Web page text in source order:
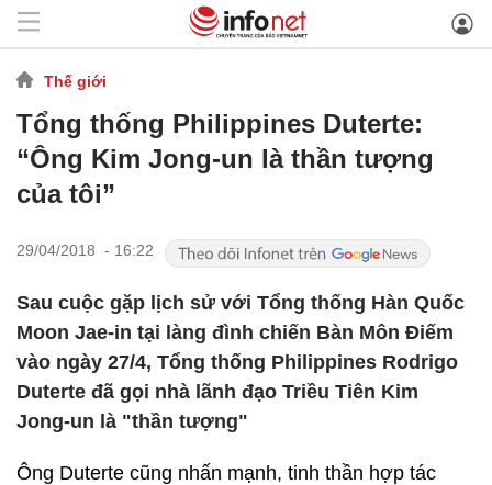
Thế giới
Tổng thống Philippines Duterte:
“Ông Kim Jong-un là thần tượng
của tôi”
29/04/2018 - 16:22
Sau cuộc gặp lịch sử với Tổng thống Hàn Quốc
Moon Jae-in tại làng đình chiến Bàn Môn Điếm
vào ngày 27/4, Tổng thống Philippines Rodrigo
Duterte đã gọi nhà lãnh đạo Triều Tiên Kim
Jong-un là "thần tượng"
Ông Duterte cũng nhấn mạnh, tinh thần hợp tác